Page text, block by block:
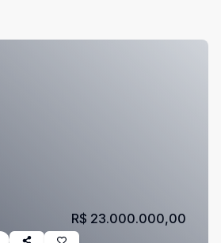
R$ 23.000.000,00